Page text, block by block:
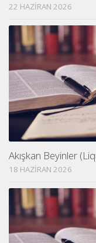
22 HAZIRAN 2026
Akışkan Beyinler
18 HAZIRAN 2026